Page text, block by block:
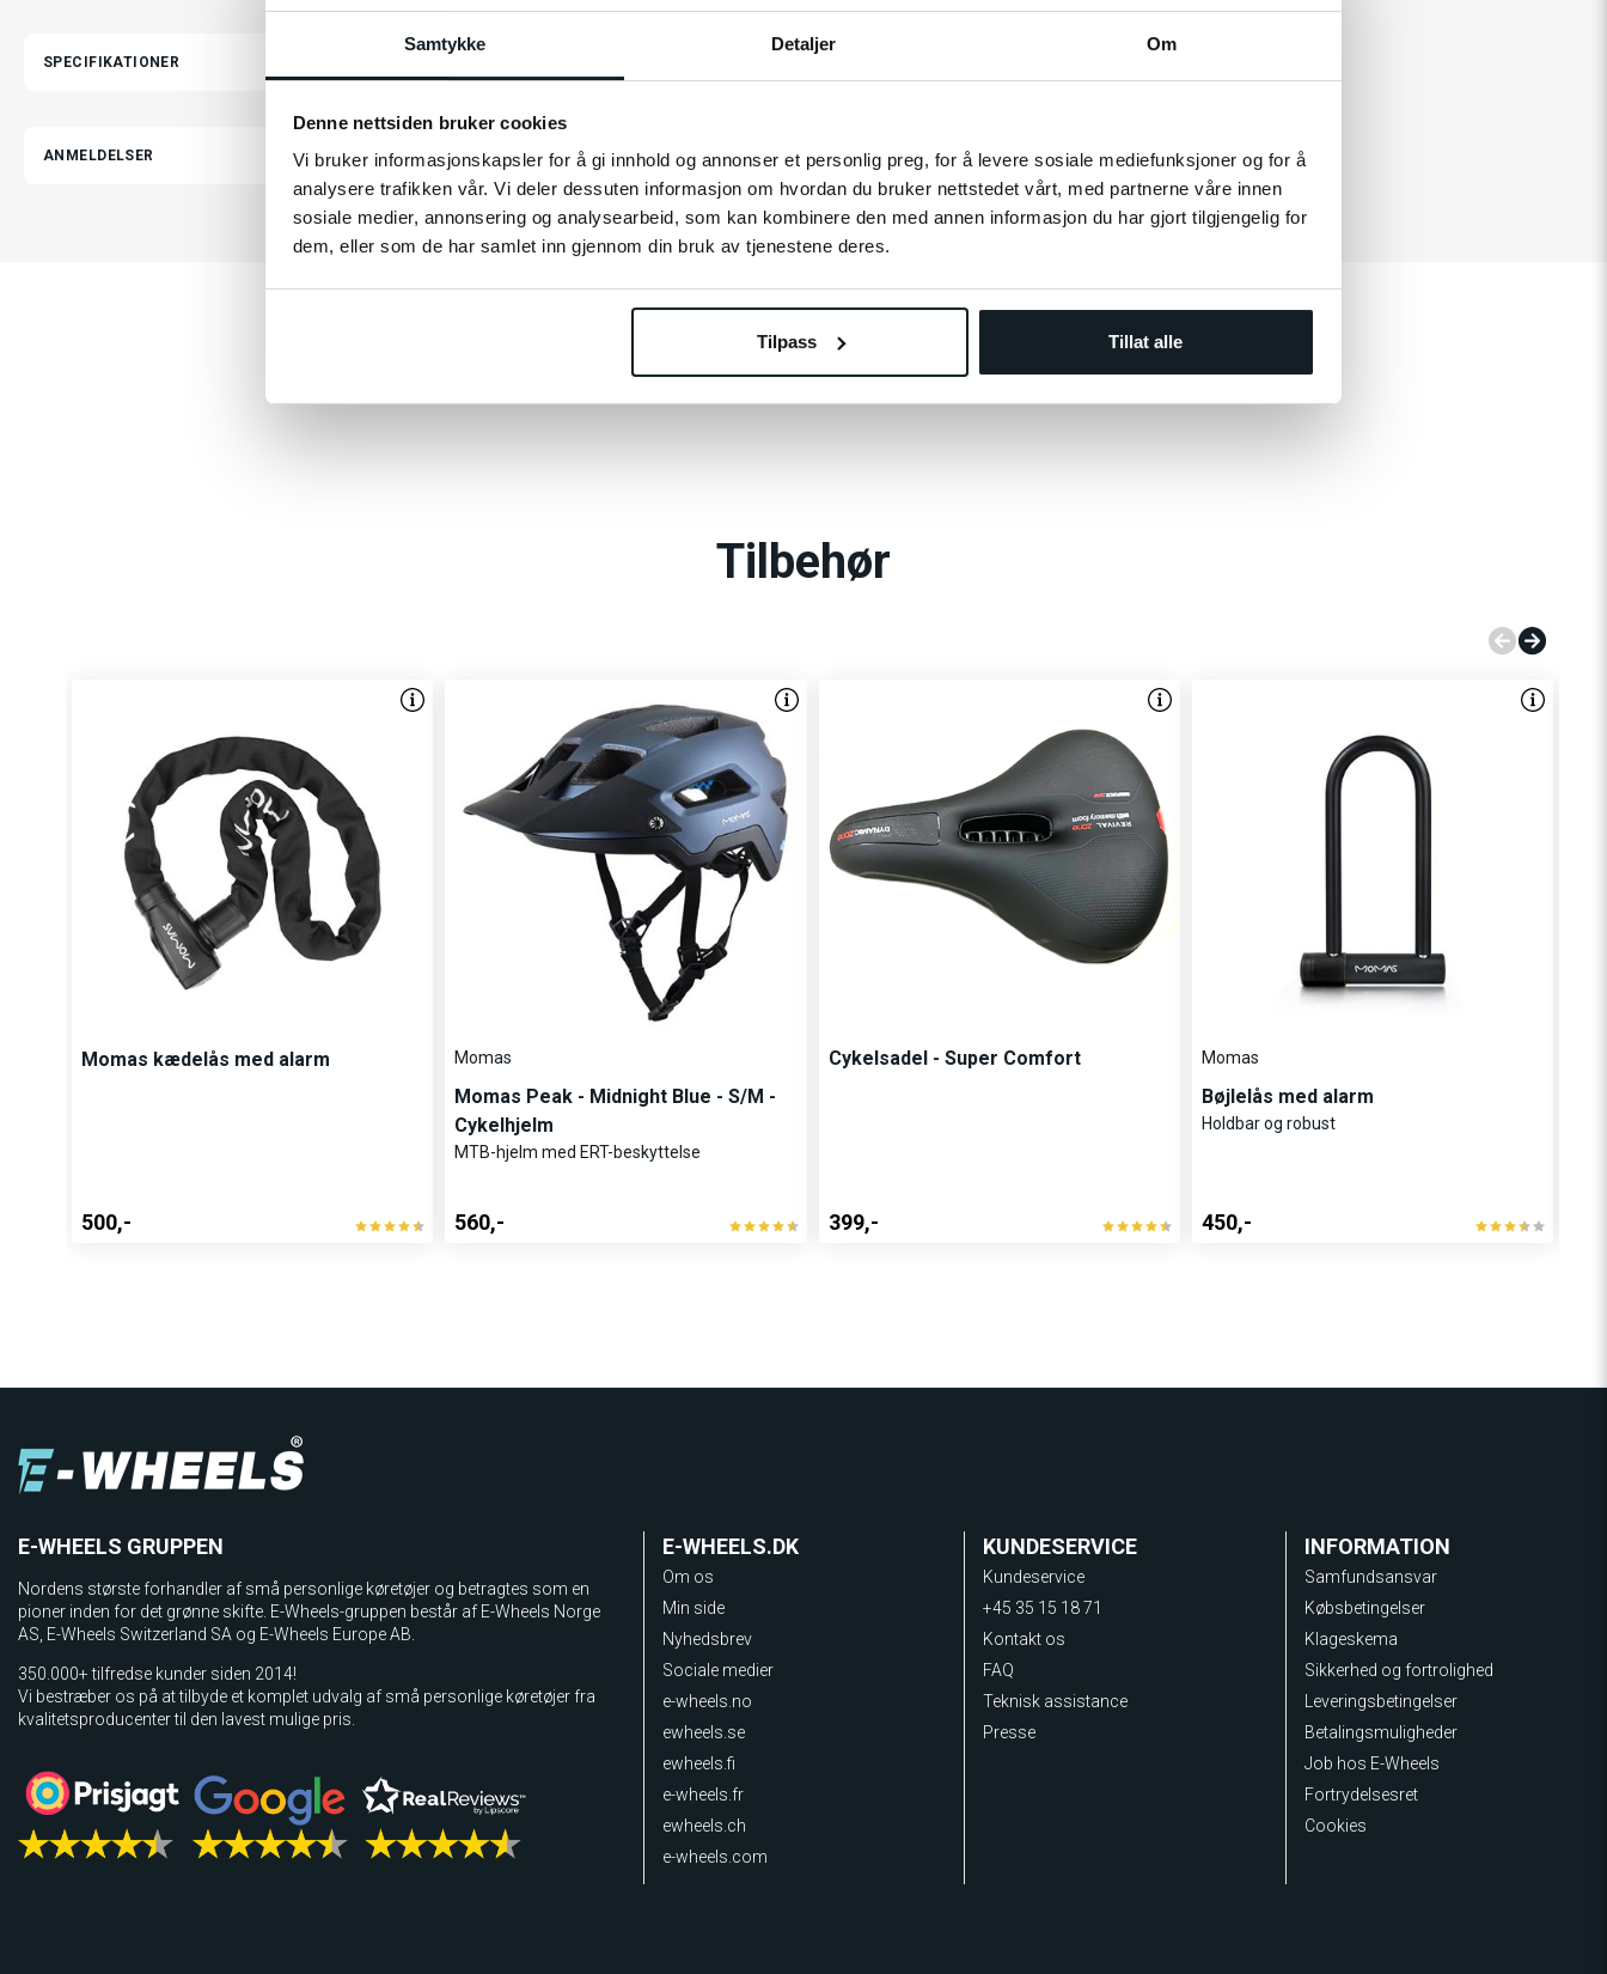
Samtykke Detaljer Om
Denne nettsiden bruker cookies
Vi bruker informasjonskapsler for å gi innhold og annonser et personlig preg, for å levere sosiale mediefunksjoner og for å
analysere trafikken vår. Vi deler dessuten informasjon om hvordan du bruker nettstedet vårt, med partnerne våre innen
sosiale medier, annonsering og analysearbeid, som kan kombinere den med annen informasjon du har gjort tilgjengelig for
dem, eller som de har samlet inn gjennom din bruk av tjenestene deres.
Tilpass Tillat alle
Materiale: Polyester
Placering på cyklen: Bagagebærer bagpå, side på bagagebærer
SPECIFIKATIONER
ANMELDELSER
Relaterede produkter
Tilbehør
Momas kædelås med alarm
500,-
Momas
Momas Peak - Midnight Blue - S/M -
Cykelhjelm
MTB-hjelm med ERT-beskyttelse
560,-
Cykelsadel - Super Comfort
399,-
Momas
Bøjlelås med alarm
Holdbar og robust
450,-
E-WHEELS GRUPPEN
Nordens største forhandler af små personlige køretøjer og betragtes som en
pioner inden for det grønne skifte. E-Wheels-gruppen består af E-Wheels Norge
AS, E­-Wheels Switzerland SA og E-Wheels Europe AB.
350.000+ tilfredse kunder siden 2014!
Vi bestræber os på at tilbyde et komplet udvalg af små personlige køretøjer fra
kvalitetsproducenter til den lavest mulige pris.
E-WHEELS.DK
Om os
Min side
Nyhedsbrev
Sociale medier
e-wheels.no
ewheels.se
ewheels.fi
e-wheels.fr
ewheels.ch
e-wheels.com
KUNDESERVICE
Kundeservice
+45 35 15 18 71
Kontakt os
FAQ
Teknisk assistance
Presse
INFORMATION
Samfundsansvar
Købsbetingelser
Klageskema
Sikkerhed og fortrolighed
Leveringsbetingelser
Betalingsmuligheder
Job hos E-Wheels
Fortrydelsesret
Cookies